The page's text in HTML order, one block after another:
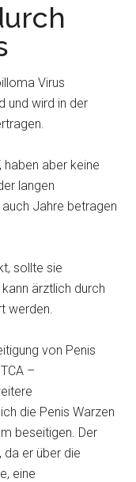
Virus
und wird in der
haben aber keine
langen
Jahre betragen
sollte sie
ärztlich durch
werden.
von Penis
–
die Penis Warzen
beseitigen. Der
da er über die
eine